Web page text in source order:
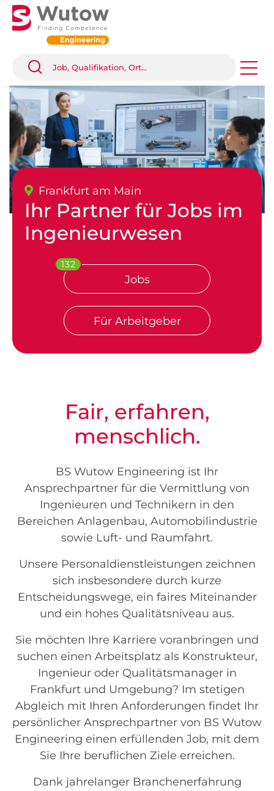
Frankfurt am Main
Ihr Partner für Jobs im
Ingenieurwesen
132
Jobs
Für Arbeitgeber
Fair, erfahren,
menschlich.
BS Wutow Engineering ist Ihr
Ansprechpartner für die Vermittlung von
Ingenieuren und Technikern in den
Bereichen Anlagenbau, Automobilindustrie
sowie Luft- und Raumfahrt.
Unsere Personaldienstleistungen zeichnen
sich insbesondere durch kurze
Entscheidungswege, ein faires Miteinander
und ein hohes Qualitätsniveau aus.
Sie möchten Ihre Karriere voranbringen und
suchen einen Arbeitsplatz als Konstrukteur,
Ingenieur oder Qualitätsmanager in
Frankfurt und Umgebung? Im stetigen
Abgleich mit Ihren Anforderungen findet Ihr
persönlicher Ansprechpartner von BS Wutow
Engineering einen erfüllenden Job, mit dem
Sie Ihre beruflichen Ziele erreichen.
Dank jahrelanger Branchenerfahrung